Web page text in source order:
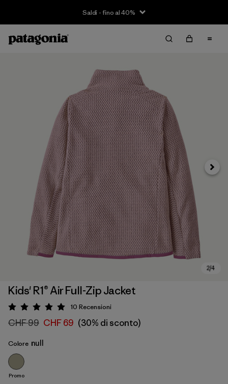
Saldi - fino al 40%
Avanti
Kids' R1® Air Full-Zip Jacket
Valutazione: 5 / 5
10 Recensioni
CHF 99 CHF 69 (30% di sconto)
Colore null
Promo